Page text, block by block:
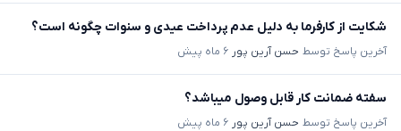
شکایت از کارفرما به دلیل عدم پرداخت عیدی و سنوات چگونه است؟
آخرین پاسخ توسط حسن آرین پور ۶ ماه پیش
سفته ضمانت کار قابل وصول میباشد؟
آخرین پاسخ توسط حسن آرین پور ۶ ماه پیش